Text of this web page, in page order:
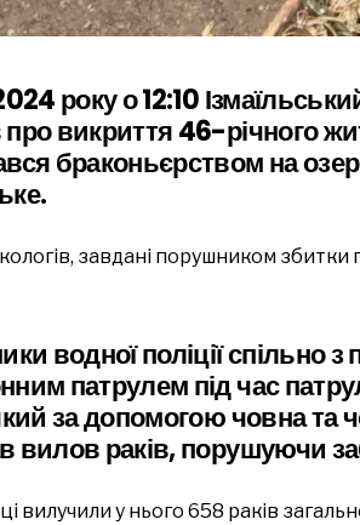
року о 12:10
викриття 46-річного
браконьєрством на
завдані порушником
водної поліції спільно
патрулем під час
за допомогою човна та
вилов раків, порушуючи
вилучили у нього 658 раків